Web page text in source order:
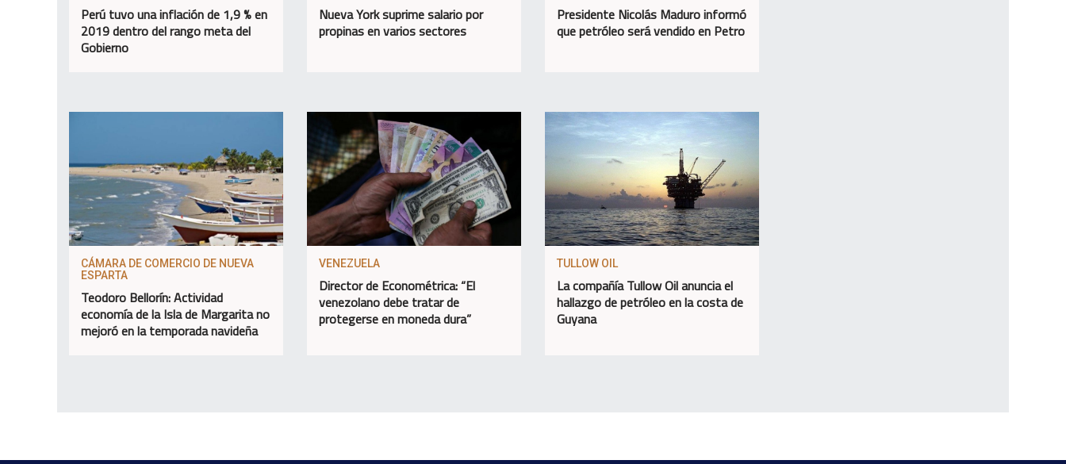
Perú tuvo una inflación de 1,9 % en
2019 dentro del rango meta del
Gobierno
Nueva York suprime salario por
propinas en varios sectores
Presidente Nicolás Maduro informó
que petróleo será vendido en Petro
CÁMARA DE COMERCIO DE NUEVA
ESPARTA
Teodoro Bellorín: Actividad
economía de la Isla de Margarita no
mejoró en la temporada navideña
VENEZUELA
Director de Econométrica: “El
venezolano debe tratar de
protegerse en moneda dura”
TULLOW OIL
La compañía Tullow Oil anuncia el
hallazgo de petróleo en la costa de
Guyana